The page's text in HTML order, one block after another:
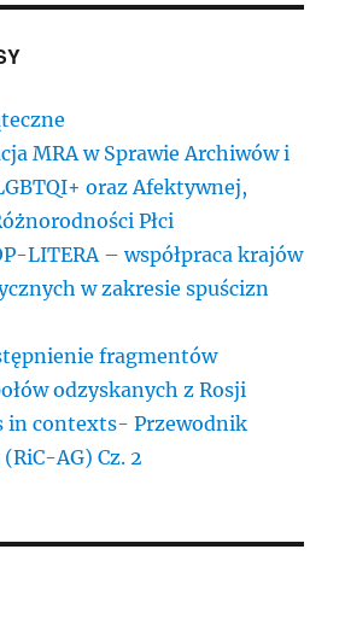
MRA w Sprawie Archiwów i
oraz Afektywnej,
Płci
LITERA – współpraca krajów
w zakresie spuścizn
fragmentów
odzyskanych z Rosji
in contexts- Przewodnik
AG) Cz. 2